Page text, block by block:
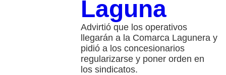
Laguna
Advirtió que los operativos
llegarán a la Comarca Lagunera y
pidió a los concesionarios
regularizarse y poner orden en
los sindicatos.